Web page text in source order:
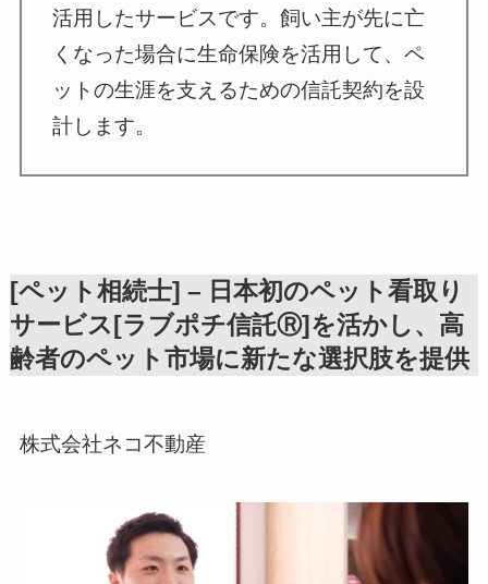
活用したサービスです。飼い主が先に亡
くなった場合に生命保険を活用して、ペ
ットの生涯を支えるための信託契約を設
計します。
[ペット相続士] – 日本初のペット看取り
サービス[ラブポチ信託Ⓡ]を活かし、高
齢者のペット市場に新たな選択肢を提供
株式会社ネコ不動産